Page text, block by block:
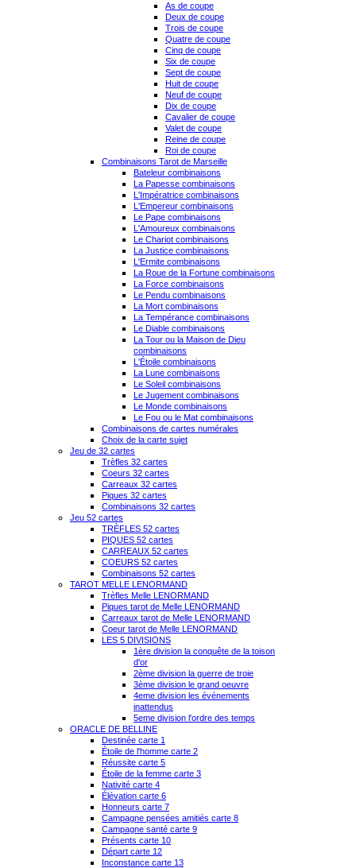
As de coupe
Deux de coupe
Trois de coupe
Quatre de coupe
Cinq de coupe
Six de coupe
Sept de coupe
Huit de coupe
Neuf de coupe
Dix de coupe
Cavalier de coupe
Valet de coupe
Reine de coupe
Roi de coupe
Combinaisons Tarot de Marseille
Bateleur combinaisons
La Papesse combinaisons
L'Impératrice combinaisons
L'Empereur combinaisons
Le Pape combinaisons
L'Amoureux combinaisons
Le Chariot combinaisons
La Justice combinaisons
L'Ermite combinaisons
La Roue de la Fortune combinaisons
La Force combinaisons
Le Pendu combinaisons
La Mort combinaisons
La Tempérance combinaisons
Le Diable combinaisons
La Tour ou la Maison de Dieu
combinaisons
L'Étoile combinaisons
La Lune combinaisons
Le Soleil combinaisons
Le Jugement combinaisons
Le Monde combinaisons
Le Fou ou le Mat combinaisons
Combinaisons de cartes numérales
Choix de la carte sujet
Jeu de 32 cartes
Trèfles 32 cartes
Coeurs 32 cartes
Carreaux 32 cartes
Piques 32 cartes
Combinaisons 32 cartes
Jeu 52 cartes
TRÈFLES 52 cartes
PIQUES 52 cartes
CARREAUX 52 cartes
COEURS 52 cartes
Combinaisons 52 cartes
TAROT MELLE LENORMAND
Trèfles Melle LENORMAND
Piques tarot de Melle LENORMAND
Carreaux tarot de Melle LENORMAND
Coeur tarot de Melle LENORMAND
LES 5 DIVISIONS
1ère division la conquête de la toison
d'or
2ème division la guerre de troie
3ème division le grand oeuvre
4eme division les événements
inattendus
5eme division l'ordre des temps
ORACLE DE BELLINE
Destinée carte 1
Étoile de l'homme carte 2
Réussite carte 5
Étoile de la femme carte 3
Nativité carte 4
Élévation carte 6
Honneurs carte 7
Campagne pensées amitiés carte 8
Campagne santé carte 9
Présents carte 10
Départ carte 12
Inconstance carte 13